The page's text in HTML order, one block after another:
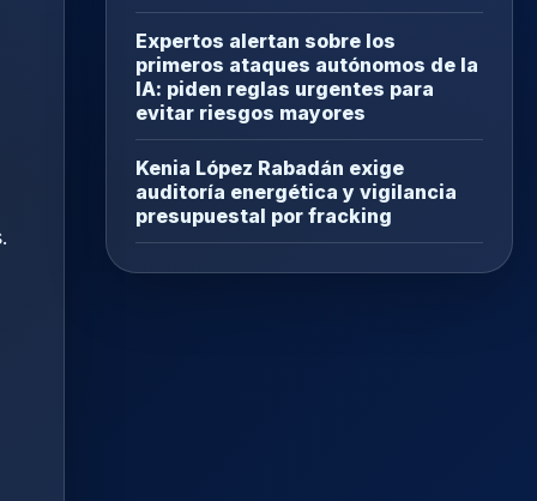
Expertos alertan sobre los
primeros ataques autónomos de la
IA: piden reglas urgentes para
evitar riesgos mayores
Kenia López Rabadán exige
auditoría energética y vigilancia
presupuestal por fracking